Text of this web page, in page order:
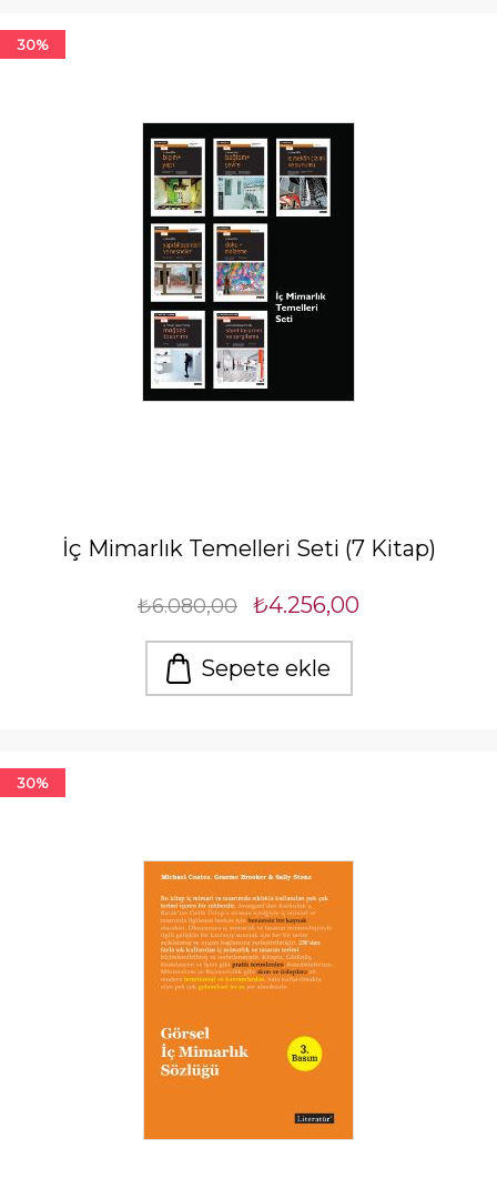
30%
İç Mimarlık Temelleri Seti (7 Kitap)
₺6.080,00 ₺4.256,00
Sepete ekle
30%